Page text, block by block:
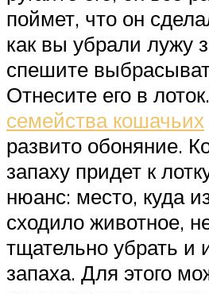
поймет, что он
как вы убрали лужу
спешите
Отнесите его в
семейства кошачьих
развито обоняние.
запаху придет к
нюанс: место, куда
сходило животное,
тщательно убрать и
запаха. Для этого